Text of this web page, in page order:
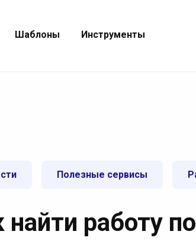
Шаблоны Инструменты
Полезные сервисы
найти работу